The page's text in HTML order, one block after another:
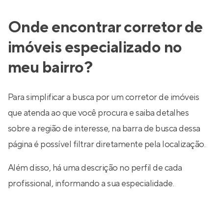
Onde encontrar corretor de
imóveis especializado no
meu bairro?
Para simplificar a busca por um corretor de imóveis
que atenda ao que você procura e saiba detalhes
sobre a região de interesse, na barra de busca dessa
página é possível filtrar diretamente pela localização.
Além disso, há uma descrição no perfil de cada
profissional, informando a sua especialidade.